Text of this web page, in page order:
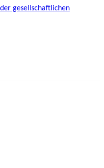
gesellschaftlichen